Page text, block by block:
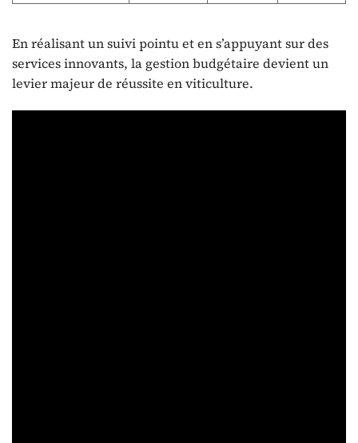
En réalisant un suivi pointu et en s’appuyant sur des
services innovants, la gestion budgétaire devient un
levier majeur de réussite en viticulture.